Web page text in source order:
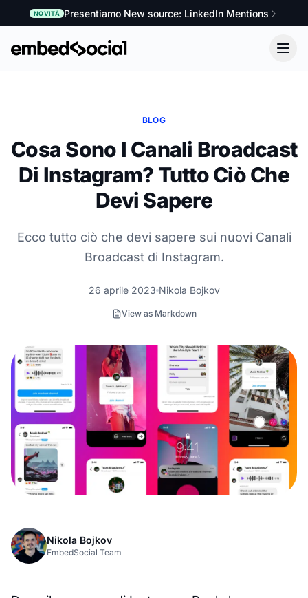
NOVITÀ Presentiamo New source: LinkedIn Mentions
BLOG
Cosa Sono I Canali Broadcast
Di Instagram? Tutto Ciò Che
Devi Sapere
Ecco tutto ciò che devi sapere sui nuovi Canali
Broadcast di Instagram.
26 aprile 2023 Nikola Bojkov
View as Markdown
Nikola Bojkov
EmbedSocial Team